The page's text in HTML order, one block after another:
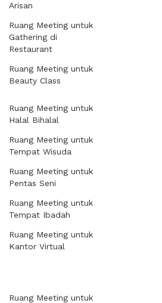
Arisan
Ruang Meeting untuk
Gathering di
Restaurant
Ruang Meeting untuk
Beauty Class
Ruang Meeting untuk
Halal Bihalal
Ruang Meeting untuk
Tempat Wisuda
Ruang Meeting untuk
Pentas Seni
Ruang Meeting untuk
Tempat Ibadah
Ruang Meeting untuk
Kantor Virtual
Ruang Meeting untuk